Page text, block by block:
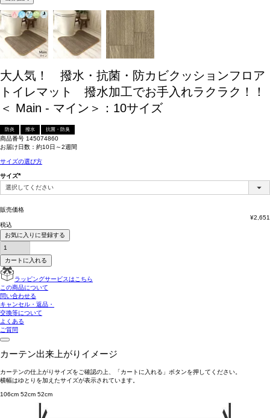
大人気！ 撥水・抗菌・防カビクッションフロア
トイレマット 撥水加工でお手入れラクラク！！
＜ Main - マイン＞：10サイズ
防炎 撥水 抗菌・防臭
商品番号 145074860
お届け日数：約10日～2週間
サイズの選び方
サイズ
(必
須)
販売価格
¥2,651
税込
お気に入りに登録する
カートに入れる
ラッピングサービスはこちら
この商品について
問い合わせる
キャンセル・返品・
交換等について
よくある
ご質問
カーテン出来上がりイメージ
カーテンの仕上がりサイズをご確認の上、「カートに入れる」ボタンを押してください。
横幅はゆとりを加えたサイズが表示されています。
106cm 52cm 52cm